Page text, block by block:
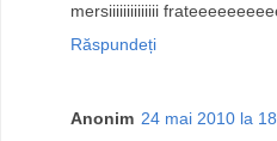
mersiiiiiiiiiiiiii
Răspundeți
Anonim 24 mai 2010 la